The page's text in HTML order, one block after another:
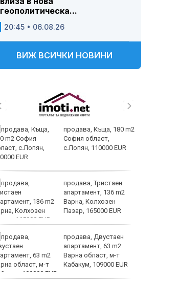
геополитическа...
20:45 • 06.08.26
ВИЖ ВСИЧКИ НОВИНИ
продава, Къща, 180 m2
София област,
с.Лопян, 110000 EUR
продава, Тристаен
апартамент, 136 m2
Варна, Колхозен
Пазар, 165000 EUR
продава, Двустаен
апартамент, 63 m2
Варна област, м-т
Кабакум, 109000 EUR